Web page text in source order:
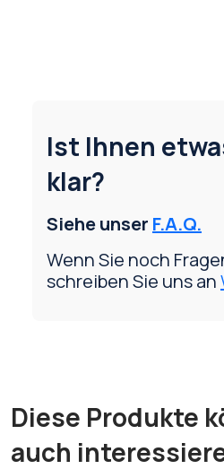
Ist Ihnen
klar?
Siehe unser F.A.Q.
Wenn Sie noch
schreiben Sie uns an
Diese Produkte
auch